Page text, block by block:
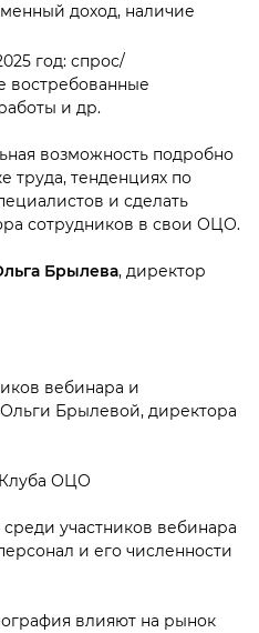
доход, наличие
год: спрос/
востребованные
и др.
возможность подробно
труда, тенденциях по
и сделать
сотрудников в свои ОЦО.
Брылева, директор
вебинара и
Брылевой, директора
ОЦО
участников вебинара
и его численности
влияют на рынок